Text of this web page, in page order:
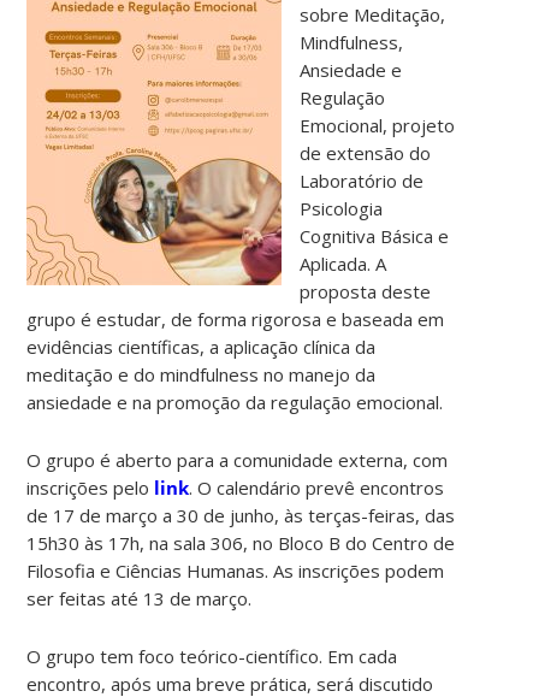
sobre Meditação,
Mindfulness,
Ansiedade e
Regulação
Emocional, projeto
de extensão do
Laboratório de
Psicologia
Cognitiva Básica e
Aplicada. A
proposta deste
grupo é estudar, de forma rigorosa e baseada em
evidências científicas, a aplicação clínica da
meditação e do mindfulness no manejo da
ansiedade e na promoção da regulação emocional.
O grupo é aberto para a comunidade externa, com
inscrições pelo link. O calendário prevê encontros
de 17 de março a 30 de junho, às terças-feiras, das
15h30 às 17h, na sala 306, no Bloco B do Centro de
Filosofia e Ciências Humanas. As inscrições podem
ser feitas até 13 de março.
O grupo tem foco teórico-científico. Em cada
encontro, após uma breve prática, será discutido